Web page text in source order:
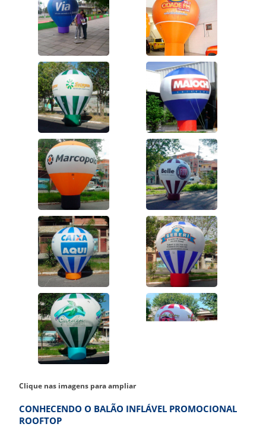
Clique nas imagens para ampliar
CONHECENDO O BALÃO INFLÁVEL PROMOCIONAL
ROOFTOP